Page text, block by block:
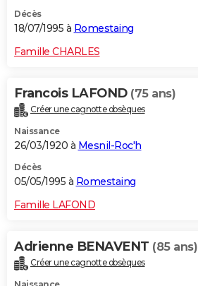
Décès
18/07/1995 à Romestaing
Famille CHARLES
Francois LAFOND (75 ans)
Créer une cagnotte obsèques
Naissance
26/03/1920 à Mesnil-Roc'h
Décès
05/05/1995 à Romestaing
Famille LAFOND
Adrienne BENAVENT (85 ans)
Créer une cagnotte obsèques